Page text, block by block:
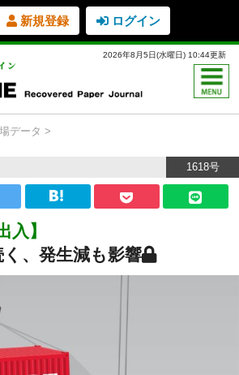
新規登録 ログイン
2026年8月5日(水曜日) 10:44更新
データ
1618号
入】
、発生減も影響